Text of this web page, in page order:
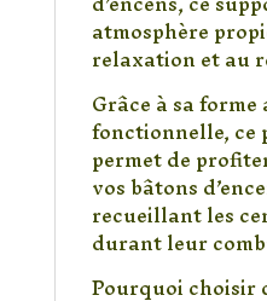
atmosphère
relaxation et au
Grâce à sa
fonctionnelle, ce
permet de
vos bâtons
recueillant les
durant leur
Pourquoi choisir